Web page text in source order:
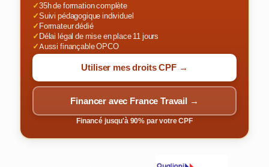
✓35h de formation complète
✓Suivi pédagogique individuel
✓Formateur dédié
✓Délai légal de mise en place 11 jours
✓Aussi finançable OPCO
Utiliser mes droits CPF →
Financer avec France Travail →
Financé jusqu'à 90% par votre CPF